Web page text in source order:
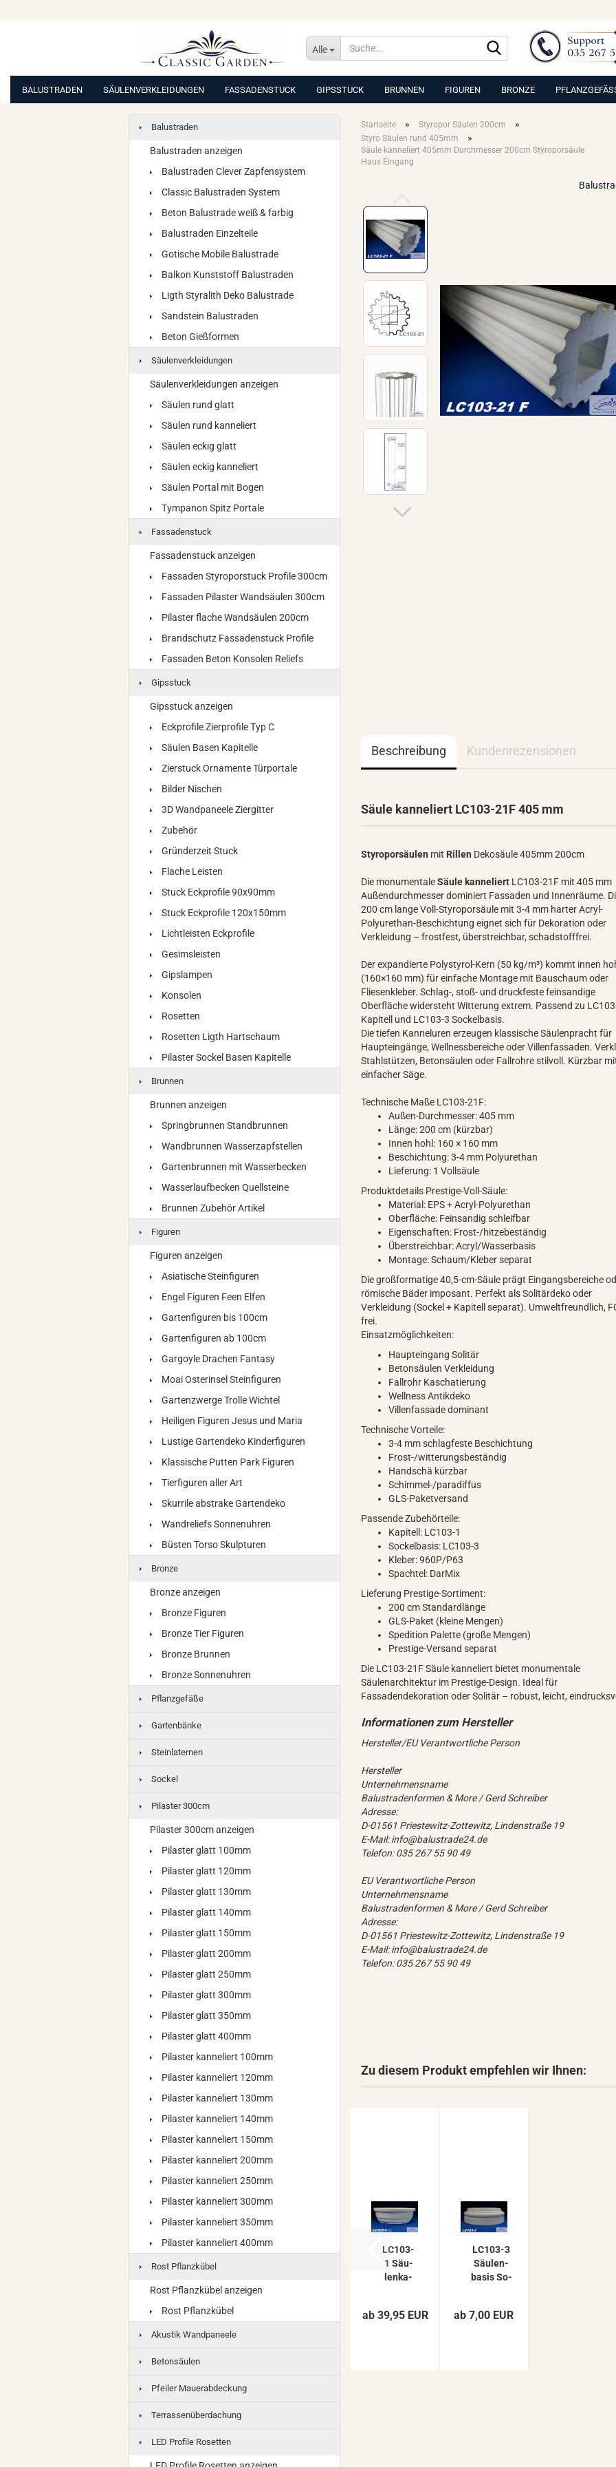
Alle
Suche...
BALUSTRADEN SÄULENVERKLEIDUNGEN FASSADENSTUCK GIPSSTUCK BRUNNEN FIGUREN BRONZE
Startseite » Styropor Säulen 200cm »
Styro Säulen rund 405mm »
Säule kanneliert 405mm Durchmesser 200cm Styroporsäule
Haus Eingang
Beschreibung Kundenrezensionen
Säule kanneliert LC103-21F 405 mm
Styroporsäulen mit Rillen Dekosäule 405mm 200cm
Die monumentaleSäule kanneliert LC103-21F mit 405 mm
Außendurchmesser dominiert Fassaden und Innenräume.
200 cm lange Voll-Styroporsäule mit 3-4 mm harter Acryl-
Polyurethan-Beschichtung eignet sich für Dekoration oder
Verkleidung – frostfest, überstreichbar, schadstofffrei.
Der expandierte Polystyrol-Kern (50 kg/m³) kommt innen
(160×160 mm) für einfache Montage mit Bauschaum oder
Fliesenkleber. Schlag-, stoß- und druckfeste feinsandige
Oberfläche widersteht Witterung extrem. Passend zu
Kapitell und LC103-3 Sockelbasis.
Die tiefen Kanneluren erzeugen klassische Säulenpracht für
Haupteingänge, Wellnessbereiche oder Villenfassaden.
Stahlstützen, Betonsäulen oder Fallrohre stilvoll. Kürzbar
einfacher Säge.
Technische Maße LC103-21F:
Außen-Durchmesser: 405 mm
Länge: 200 cm (kürzbar)
Innen hohl: 160 × 160 mm
Beschichtung: 3-4 mm Polyurethan
Lieferung: 1 Vollsäule
Produktdetails Prestige-Voll-Säule:
Material: EPS + Acryl-Polyurethan
Oberfläche: Feinsandig schleifbar
Eigenschaften: Frost-/hitzebeständig
Überstreichbar: Acryl/Wasserbasis
Montage: Schaum/Kleber separat
Die großformatige 40,5-cm-Säule prägt Eingangsbereiche
römische Bäder imposant. Perfekt als Solitärdeko oder
Verkleidung (Sockel + Kapitell separat). Umweltfreundlich,
frei.
Einsatzmöglichkeiten:
Haupteingang Solitär
Betonsäulen Verkleidung
Fallrohr Kaschatierung
Wellness Antikdeko
Villenfassade dominant
Technische Vorteile:
3-4 mm schlagfeste Beschichtung
Frost-/witterungsbeständig
Handschä kürzbar
Schimmel-/paradiffus
GLS-Paketversand
Passende Zubehörteile:
Kapitell: LC103-1
Sockelbasis: LC103-3
Kleber: 960P/P63
Spachtel: DarMix
Lieferung Prestige-Sortiment:
200 cm Standardlänge
GLS-Paket (kleine Mengen)
Spedition Palette (große Mengen)
Prestige-Versand separat
Die LC103-21F Säule kanneliert bietet monumentale
Säulenarchitektur im Prestige-Design. Ideal für
Fassadendekoration oder Solitär – robust, leicht,
Hersteller/EU Verantwortliche Person
Hersteller
Unternehmensname
Balustradenformen & More / Gerd Schreiber
Adresse:
D-01561 Priestewitz-Zottewitz, Lindenstraße 19
E-Mail: info@balustrade24.de
Telefon: 035 267 55 90 49
EU Verantwortliche Person
Unternehmensname
Balustradenformen & More / Gerd Schreiber
Adresse:
D-01561 Priestewitz-Zottewitz, Lindenstraße 19
E-Mail: info@balustrade24.de
Telefon: 035 267 55 90 49
Zu diesem Produkt empfehlen wir Ihnen:
LC103-​​
1 Säu­
len­ka­
schluss
ab 39,95 EUR
LC103-​​3
Säu­len­
ba­sis So­
Säule
ab 7,00 EUR
Balustraden
Balustraden anzeigen
Balustraden Clever Zapfensystem
Classic Balustraden System
Beton Balustrade weiß & farbig
Balustraden Einzelteile
Gotische Mobile Balustrade
Balkon Kunststoff Balustraden
Ligth Styralith Deko Balustrade
Sandstein Balustraden
Beton Gießformen
Säulenverkleidungen
Säulenverkleidungen anzeigen
Säulen rund glatt
Säulen rund kanneliert
Säulen eckig glatt
Säulen eckig kanneliert
Säulen Portal mit Bogen
Tympanon Spitz Portale
Fassadenstuck
Fassadenstuck anzeigen
Fassaden Styroporstuck Profile 300cm
Fassaden Pilaster Wandsäulen 300cm
Pilaster flache Wandsäulen 200cm
Brandschutz Fassadenstuck Profile
Fassaden Beton Konsolen Reliefs
Gipsstuck
Gipsstuck anzeigen
Eckprofile Zierprofile Typ C
Säulen Basen Kapitelle
Zierstuck Ornamente Türportale
Bilder Nischen
3D Wandpaneele Ziergitter
Zubehör
Gründerzeit Stuck
Flache Leisten
Stuck Eckprofile 90x90mm
Stuck Eckprofile 120x150mm
Lichtleisten Eckprofile
Gesimsleisten
Gipslampen
Konsolen
Rosetten
Rosetten Ligth Hartschaum
Pilaster Sockel Basen Kapitelle
Brunnen
Brunnen anzeigen
Springbrunnen Standbrunnen
Wandbrunnen Wasserzapfstellen
Gartenbrunnen mit Wasserbecken
Wasserlaufbecken Quellsteine
Brunnen Zubehör Artikel
Figuren
Figuren anzeigen
Asiatische Steinfiguren
Engel Figuren Feen Elfen
Gartenfiguren bis 100cm
Gartenfiguren ab 100cm
Gargoyle Drachen Fantasy
Moai Osterinsel Steinfiguren
Gartenzwerge Trolle Wichtel
Heiligen Figuren Jesus und Maria
Lustige Gartendeko Kinderfiguren
Klassische Putten Park Figuren
Tierfiguren aller Art
Skurrile abstrake Gartendeko
Wandreliefs Sonnenuhren
Büsten Torso Skulpturen
Bronze
Bronze anzeigen
Bronze Figuren
Bronze Tier Figuren
Bronze Brunnen
Bronze Sonnenuhren
Pflanzgefäße
Gartenbänke
Steinlaternen
Sockel
Pilaster 300cm
Pilaster 300cm anzeigen
Pilaster glatt 100mm
Pilaster glatt 120mm
Pilaster glatt 130mm
Pilaster glatt 140mm
Pilaster glatt 150mm
Pilaster glatt 200mm
Pilaster glatt 250mm
Pilaster glatt 300mm
Pilaster glatt 350mm
Pilaster glatt 400mm
Pilaster kanneliert 100mm
Pilaster kanneliert 120mm
Pilaster kanneliert 130mm
Pilaster kanneliert 140mm
Pilaster kanneliert 150mm
Pilaster kanneliert 200mm
Pilaster kanneliert 250mm
Pilaster kanneliert 300mm
Pilaster kanneliert 350mm
Pilaster kanneliert 400mm
Rost Pflanzkübel
Rost Pflanzkübel anzeigen
Rost Pflanzkübel
Akustik Wandpaneele
Betonsäulen
Pfeiler Mauerabdeckung
Terrassenüberdachung
LED Profile Rosetten